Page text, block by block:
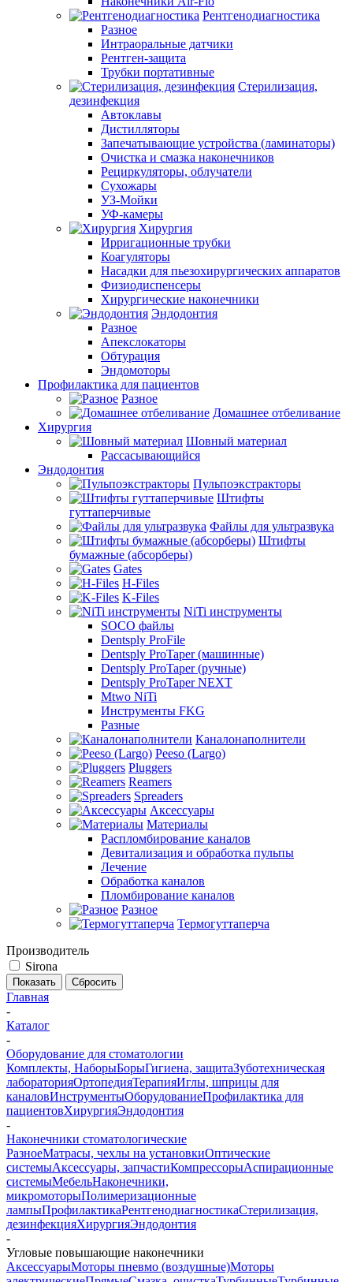
Рентгенодиагностика
Разное
Интраоральные датчики
Рентген-защита
Трубки портативные
Стерилизация,
дезинфекция
Автоклавы
Дистилляторы
Запечатывающие устройства (ламинаторы)
Очистка и смазка наконечников
Рециркуляторы, облучатели
Сухожары
УЗ-Мойки
УФ-камеры
Хирургия
Ирригационные трубки
Коагуляторы
Насадки для пьезохирургических аппаратов
Физиодиспенсеры
Хирургические наконечники
Эндодонтия
Разное
Апекслокаторы
Обтурация
Эндомоторы
Профилактика для пациентов
Разное
Домашнее отбеливание
Хирургия
Шовный материал
Рассасывающийся
Эндодонтия
Пульпоэкстракторы
Штифты
гуттаперчивые
Файлы для ультразвука
Штифты
бумажные (абсорберы)
Gates
H-Files
K-Files
NiTi инструменты
SOCO файлы
Dentsply ProFile
Dentsply ProTaper (машинные)
Dentsply ProTaper (ручные)
Dentsply ProTaper NEXT
Mtwo NiTi
Инструменты FKG
Разные
Каналонаполнители
Peeso (Largo)
Pluggers
Reamers
Spreaders
Аксессуары
Материалы
Распломбирование каналов
Девитализация и обработка пульпы
Лечение
Обработка каналов
Пломбирование каналов
Разное
Термогуттаперча
Производитель
Sirona
Сбросить
Главная
-
Каталог
-
Оборудование для стоматологии
Комплекты, НаборыБорыГигиена, защитаЗуботехническая
лабораторияОртопедияТерапияИглы, шприцы для
каналовИнструментыОборудованиеПрофилактика для
пациентовХирургияЭндодонтия
-
Наконечники стоматологические
РазноеМатрасы, чехлы на установкиОптические
системыАксессуары, запчастиКомпрессорыАспирационные
системыМебельНаконечники,
микромоторыПолимеризационные
лампыПрофилактикаРентгенодиагностикаСтерилизация,
дезинфекцияХирургияЭндодонтия
-
Угловые повышающие наконечники
АксессуарыМоторы пневмо (воздушные)Моторы